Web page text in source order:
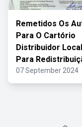
Remetidos Os
Para O Cartório
Distribuidor Local
Para
07 September 2024